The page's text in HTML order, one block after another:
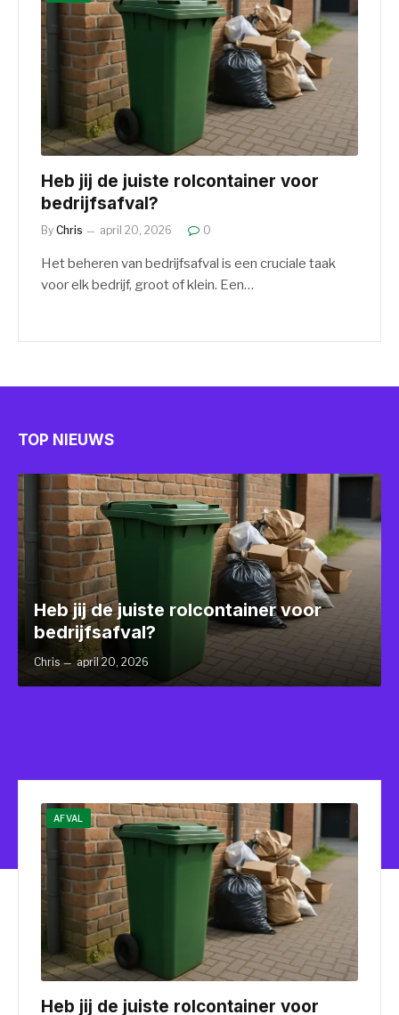
Heb jij de juiste rolcontainer voor
bedrijfsafval?
By Chris april 20, 2026 0
Het beheren van bedrijfsafval is een cruciale taak
voor elk bedrijf, groot of klein. Een…
TOP NIEUWS
Heb jij de juiste rolcontainer voor
bedrijfsafval?
Chris april 20, 2026
AFVAL
Heb jij de juiste rolcontainer voor